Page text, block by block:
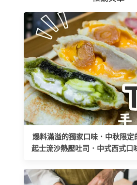
爆料滿溢的獨家口味．中秋限定
起士流沙熱壓吐司．中式西式口